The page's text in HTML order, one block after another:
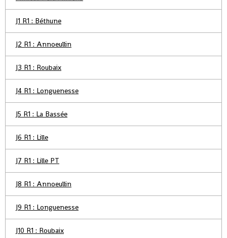
J1 R1 : Béthune
J2 R1 : Annoeullin
J3 R1 : Roubaix
J4 R1 : Longuenesse
J5 R1 : La Bassée
J6 R1 : Lille
J7 R1 : Lille PT
J8 R1 : Annoeullin
J9 R1 : Longuenesse
J10 R1 : Roubaix